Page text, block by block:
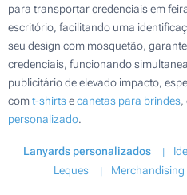
para transportar credenciais em
escritório, facilitando uma
seu design com mosquetão,
credenciais, funcionando
publicitário de elevado impacto,
comt-shirtsecanetas para brindes,
personalizado.
Lanyards personalizados
Leques